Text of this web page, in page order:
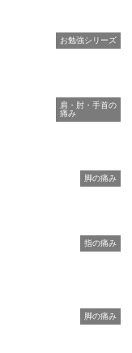
お勉強シリーズ
肩・肘・手首の
痛み
脚の痛み
指の痛み
脚の痛み